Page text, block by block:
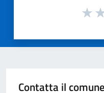
Contatta il comune